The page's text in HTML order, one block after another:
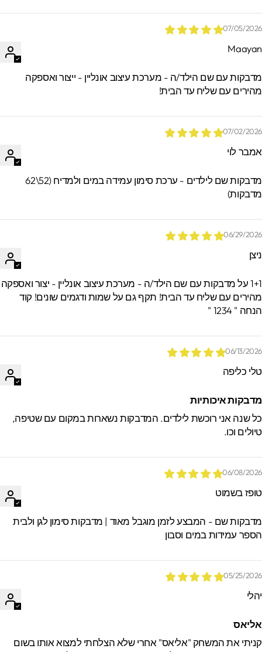
הזמנות.
07/05/
עם שם הילד/ה - מערכת עיצוב אונליין - ייצור ואספקה
עם שליח עד הבית!
07/02/
לוי
מדבקות שם לילדים - ערכת סימון עמידה במים ולמדיח (52\62
06/29/
1+1 על מדבקות עם שם הילד/ה - מערכת עיצוב אונליין - יצור ואספקה
עם שליח עד הבית! תקף גם על שמות ודגמים שונים! קוד
" 1234 "
06/13/
כליפה
איכותיות
שנה אני רוכשת לילדים. המדבקות נשארות במקום עם שטיפה,
וכו.
06/08/
בשמוט
שם - המבצע לזמן מוגבל מאוד | מדבקות סימון לגן ולבית
עמידות במים וסבון
05/25/
את המשחק "אליאס" אחרי שלא הצלחתי למצוא אותו בשום